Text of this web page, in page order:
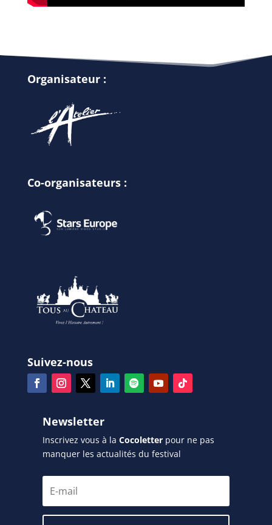
Organisateur :
Co-organisateurs :
Suivez-nous
Newsletter
Inscrivez vous à la Cocoletterpour ne pas
manquer les actualités du festival